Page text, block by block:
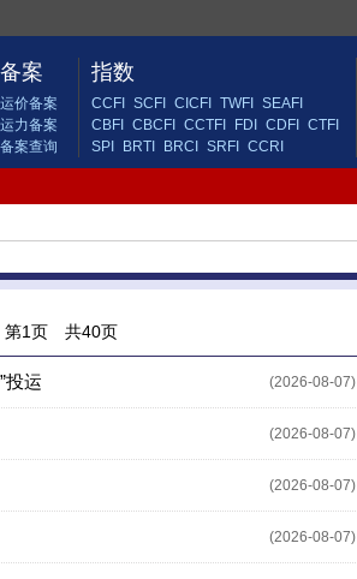
备案
运价备案
运力备案
备案查询
指数
CCFI SCFI CICFI TWFI
SEAFI
CBFI
CBCFI CCTFI FDI CDFI
CTFI
SPI
BRTI BRCI SRFI CCRI
1页 共40页
(2026-08-07)
投运
(2026-08-07)
(2026-08-07)
(2026-08-07)